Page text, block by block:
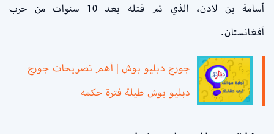
أسامة بن لادن، الذي تم قتله بعد 10 سنوات من حرب
أفغانستان.
جورج دبليو بوش | أهم تصريحات جورج
دبليو بوش طيلة فترة حكمه